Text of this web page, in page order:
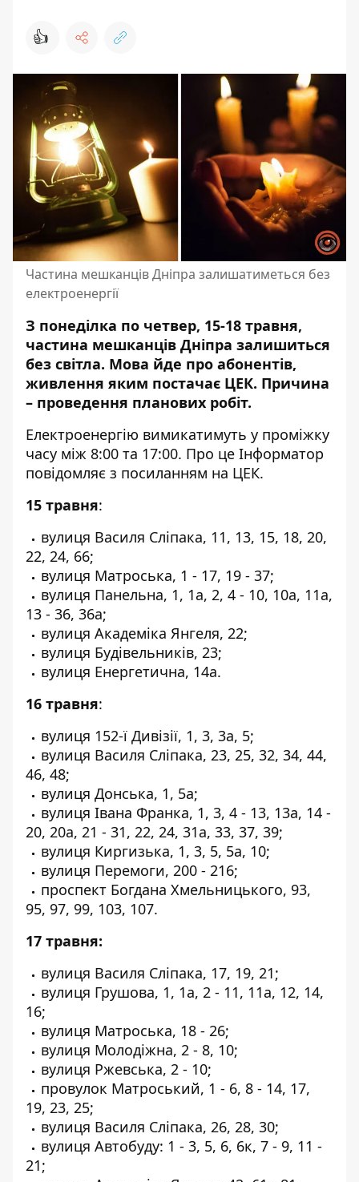
👍
Частина мешканців Дніпра залишатиметься без
електроенергії
З понеділка по четвер, 15-18 травня,
частина мешканців Дніпра залишиться
без світла. Мова йде про абонентів,
живлення яким постачає ЦЕК. Причина
– проведення планових робіт.
Електроенергію вимикатимуть у проміжку
часу між 8:00 та 17:00. Про це Інформатор
повідомляє з посиланням на ЦЕК.
15 травня:
вулиця Василя Сліпака, 11, 13, 15, 18, 20,
22, 24, 66;
вулиця Матроська, 1 - 17, 19 - 37;
вулиця Панельна, 1, 1а, 2, 4 - 10, 10а, 11а,
13 - 36, 36а;
вулиця Академіка Янгеля, 22;
вулиця Будівельників, 23;
вулиця Енергетична, 14а.
16 травня:
вулиця 152-ї Дивізії, 1, 3, 3а, 5;
вулиця Василя Сліпака, 23, 25, 32, 34, 44,
46, 48;
вулиця Донська, 1, 5а;
вулиця Івана Франка, 1, 3, 4 - 13, 13а, 14 -
20, 20а, 21 - 31, 22, 24, 31а, 33, 37, 39;
вулиця Киргизька, 1, 3, 5, 5а, 10;
вулиця Перемоги, 200 - 216;
проспект Богдана Хмельницького, 93,
95, 97, 99, 103, 107.
17 травня:
вулиця Василя Сліпака, 17, 19, 21;
вулиця Грушова, 1, 1а, 2 - 11, 11а, 12, 14,
16;
вулиця Матроська, 18 - 26;
вулиця Молодіжна, 2 - 8, 10;
вулиця Ржевська, 2 - 10;
провулок Матроський, 1 - 6, 8 - 14, 17,
19, 23, 25;
вулиця Василя Сліпака, 26, 28, 30;
вулиця Автобуду: 1 - 3, 5, 6, 6к, 7 - 9, 11 -
21;